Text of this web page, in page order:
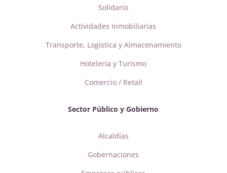
Solidario
Actividades Inmobiliarias
Transporte, Logística y Almacenamiento
Hotelería y Turismo
Comercio / Retail
Sector Público y Gobierno
Alcaldías
Gobernaciones